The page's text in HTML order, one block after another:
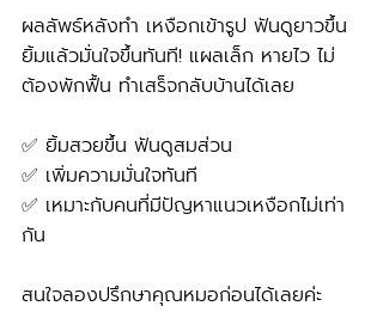
ผลลัพธ์หลังทำ เหงือกเข้ารูป ฟันดูยาวขึ้น
ยิ้มแล้วมั่นใจขึ้นทันที! แผลเล็ก หายไว ไม่
ต้องพักฟื้น ทำเสร็จกลับบ้านได้เลย
✅ ยิ้มสวยขึ้น ฟันดูสมส่วน
✅ เพิ่มความมั่นใจทันที
✅ เหมาะกับคนที่มีปัญหาแนวเหงือกไม่เท่า
กัน
สนใจลองปรึกษาคุณหมอก่อนได้เลยค่ะ